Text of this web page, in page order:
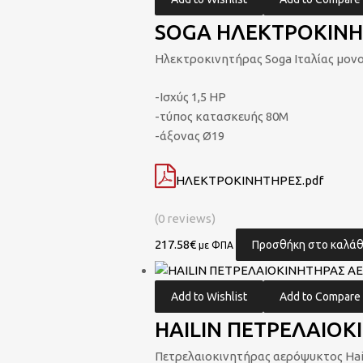
SOGA
Ηλεκτροκινητήρας Soga Ιταλίας
-Ισχύς 1,5 HP
-τύπος κατασκευής 80Μ
-άξονας Ø19
ΗΛΕΚΤΡΟΚΙΝΗΤΗΡΕΣ.pdf
(0 reviews)
217.58€ με ΦΠΑ Προσθήκη στο
Add to Wishlist Add to Compare
HAILIN
Πετρελαιοκινητήρας αερόψυκτος